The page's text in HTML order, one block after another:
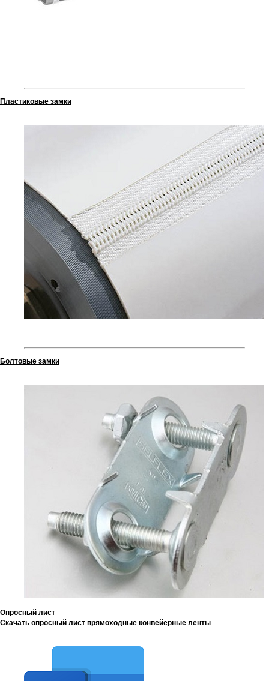
Пластиковые замки
Болтовые замки
Опросный лист
Скачать опросный лист прямоходные конвейерные ленты